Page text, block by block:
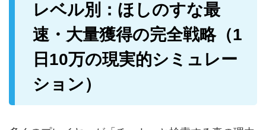
レベル別：ほしのすな最
速・大量獲得の完全戦略（1
日10万の現実的シミュレー
ション）